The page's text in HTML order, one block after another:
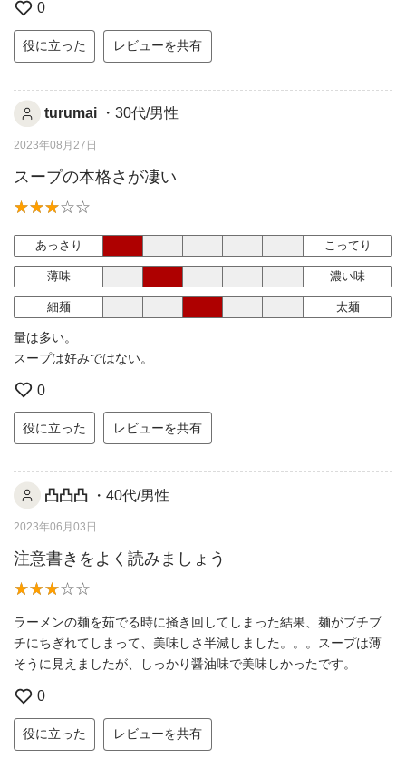
0
役に立った レビューを共有
turumai ・30代/男性
2023年08月27日
スープの本格さが凄い
あっさり こってり
薄味 濃い味
細麺 太麺
量は多い。
スープは好みではない。
0
役に立った レビューを共有
凸凸凸 ・40代/男性
2023年06月03日
注意書きをよく読みましょう
ラーメンの麺を茹でる時に掻き回してしまった結果、麺がブチブ
チにちぎれてしまって、美味しさ半減しました。。。スープは薄
そうに見えましたが、しっかり醤油味で美味しかったです。
0
役に立った レビューを共有